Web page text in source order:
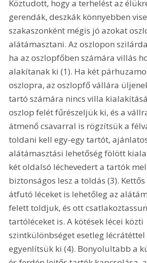
Köztudott, hogy a terhelést az
gerendák, deszkák könnyebben
szakaszonként mégis jó azokat
alátámasztani. Az oszlopon
ha az oszlopfőben számára villás
alakítanak ki (1). Ha két
oszlopra, az oszlopfő vállára
tartó számára nincs villa
oszlop felét fűrészeljük ki, és a
átmenő csavarral is rögzítsük a
toldani kell egy-egy tartót,
alátámasztási lehetőség fölött
két oldalsó léchevedert a tartók
biztonságos lesz a toldás (3).
átfutó léceket is lehetőleg az
felett toldjuk, és ott
tartóléceket is. A kötések lécei közti
szintkülönbséget esetleg
egyenlítsük ki (4). Bonyolultabb a